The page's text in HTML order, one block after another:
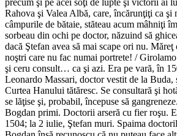
precum şi pe acei soţi de lupte şi victorii ai
Rahova şi Valea Albă, care, încărunţiţi ca şi
câmpurile de bătaie, stăteau acum mâhniţi
sorbeau din ochi pe doctor, năzuind să
dacă Ştefan avea să mai scape ori nu.
noştri care nu fac numai portrete! /
şi ceru consult… ca şi azi. Era pe vară, în
Leonardo Massari, doctor vestit de la Buda,
Curtea Hanului tătăresc. Se consultară şi
se lăţise şi, probabil, începuse să
Bogdan primi. Doctorii arseră cu fier roşu.
1504; la 2 iulie, Ştefan muri. Spaima